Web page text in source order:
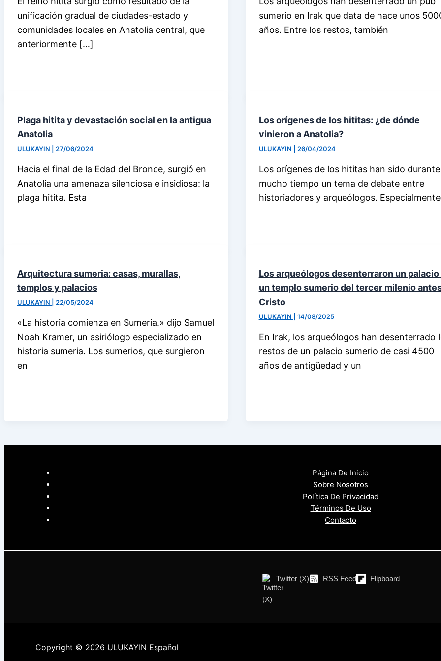
unificación gradual de ciudades-estado y
comunidades locales en Anatolia central, que
anteriormente […]
sumerio en Irak que data de hace unos
años. Entre los restos, también
Plaga hitita y devastación social en la antigua
Anatolia
ULUKAYIN 27/06/2024
Hacia el final de la Edad del Bronce, surgió en
Anatolia una amenaza silenciosa e insidiosa: la
plaga hitita. Esta
Los orígenes de los hititas: ¿de dónde
vinieron a Anatolia?
ULUKAYIN 26/04/2024
Los orígenes de los hititas han sido durante
mucho tiempo un tema de debate entre
historiadores y arqueólogos.
Arquitectura sumeria: casas, murallas,
templos y palacios
ULUKAYIN 22/05/2024
«La historia comienza en Sumeria.» dijo Samuel
Noah Kramer, un asiriólogo especializado en
historia sumeria. Los sumerios, que surgieron
en
Los arqueólogos desenterraron un palacio
un templo sumerio del tercer milenio
Cristo
ULUKAYIN 14/08/2025
En Irak, los arqueólogos han desenterrado
restos de un palacio sumerio de casi 4500
años de antigüedad y un
Página De Inicio
Sobre Nosotros
Política De Privacidad
Términos De Uso
Contacto
Twitter (X) RSS Feed Flipboard
Copyright © 2026 ULUKAYIN Español